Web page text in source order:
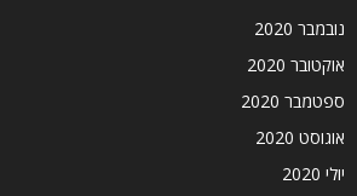
נובמבר 2020
אוקטובר 2020
ספטמבר 2020
אוגוסט 2020
יולי 2020